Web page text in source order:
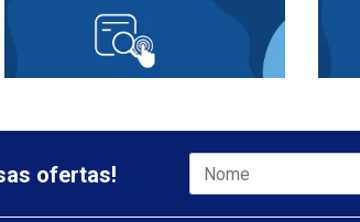
ofertas!